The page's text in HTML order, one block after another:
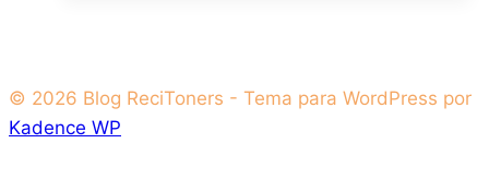
© 2026 Blog ReciToners - Tema para WordPress por
Kadence WP